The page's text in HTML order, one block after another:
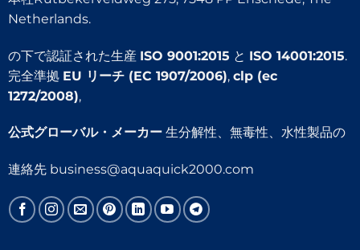
Netherlands.
の下で認証された生産 ISO 9001:2015 と ISO 14001:2015.
完全準拠 EU リーチ (EC 1907/2006), clp (ec
1272/2008),
公式グローバル・メーカー生分解性、無毒性、水性製品の
連絡先 business@aquaquick2000.com